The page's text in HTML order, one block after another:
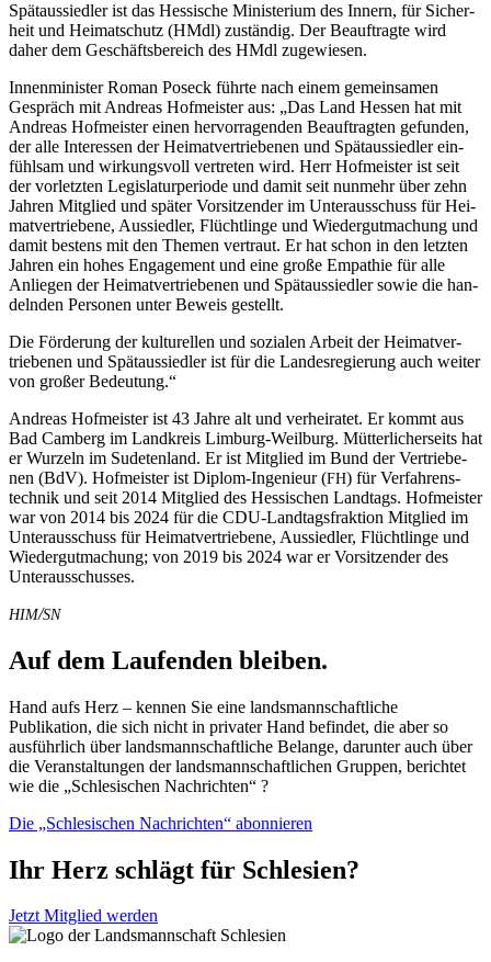
Spät­aus­sied­ler ist das Hes­si­sche Minis­te­ri­um des Innern, für Sicher­
heit und Hei­mat­schutz (HMdl) zustän­dig. Der Beauf­trag­te wird
daher dem Geschäfts­be­reich des HMdl zugewiesen.
Innen­mi­nis­ter Roman Pos­eck führ­te nach einem gemein­sa­men
Gespräch mit Andre­as Hof­meis­ter aus: „Das Land Hes­sen hat mit
Andre­as Hof­meis­ter einen her­vor­ra­gen­den Beauf­trag­ten gefun­den,
der alle Inter­es­sen der Hei­mat­ver­trie­be­nen und Spät­aus­sied­ler ein­
fühl­sam und wir­kungs­voll ver­tre­ten wird. Herr Hof­meis­ter ist seit
der vor­letz­ten Legis­la­tur­pe­ri­ode und damit seit nun­mehr über zehn
Jah­ren Mit­glied und spä­ter Vor­sit­zen­der im Unter­aus­schuss für Hei­
mat­ver­trie­be­ne, Aus­sied­ler, Flücht­lin­ge und Wie­der­gut­ma­chung und
damit bes­tens mit den The­men ver­traut. Er hat schon in den letz­ten
Jah­ren ein hohes Enga­ge­ment und eine gro­ße Empa­thie für alle
Anlie­gen der Hei­mat­ver­trie­be­nen und Spät­aus­sied­ler sowie die han­
deln­den Per­so­nen unter Beweis gestellt.
Die För­de­rung der kul­tu­rel­len und sozia­len Arbeit der Hei­mat­ver­
trie­be­nen und Spät­aus­sied­ler ist für die Lan­des­re­gie­rung auch wei­ter
von gro­ßer Bedeutung.“
Andre­as Hof­meis­ter ist 43 Jah­re alt und ver­hei­ra­tet. Er kommt aus
Bad Cam­berg im Land­kreis Lim­burg-Weil­burg. Müt­ter­li­cher­seits hat
er Wur­zeln im Sude­ten­land. Er ist Mit­glied im Bund der Ver­trie­be­
nen (BdV). Hof­meis­ter ist Diplom-Inge­nieur (FH) für Ver­fah­rens­
tech­nik und seit 2014 Mit­glied des Hes­si­schen Land­tags. Hof­meis­ter
war von 2014 bis 2024 für die CDU-Land­tags­frak­ti­on Mit­glied im
Unter­aus­schuss für Hei­mat­ver­trie­be­ne, Aus­sied­ler, Flücht­lin­ge und
Wie­der­gut­ma­chung; von 2019 bis 2024 war er Vor­sit­zen­der des
Unterausschusses.
HIM/SN
Auf dem Laufenden bleiben.
Hand aufs Herz – kennen Sie eine landsmannschaftliche
Publikation, die sich nicht in privater Hand befindet, die aber so
ausführlich über landsmannschaftliche Belange, darunter auch über
die Veranstaltungen der landsmannschaftlichen Gruppen, berichtet
wie die „Schlesischen Nachrichten“ ?
Die „Schlesischen Nachrichten“ abonnieren
Ihr Herz schlägt für Schlesien?
Jetzt Mitglied werden